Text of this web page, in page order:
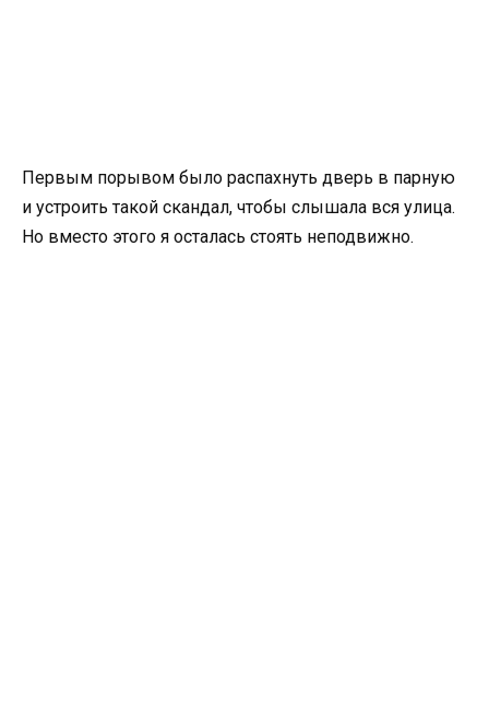
Первым порывом было распахнуть дверь в парную
и устроить такой скандал, чтобы слышала вся улица.
Но вместо этого я осталась стоять неподвижно.